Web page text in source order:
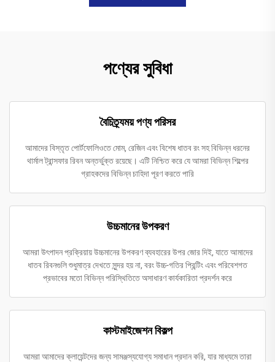
পণ্যের সুবিধা
বৈচিত্র্যময় পণ্য পরিসর
আমাদের বিস্তৃত পোর্টফোলিওতে মোম, রেজিন এবং বিশেষ ধাতব রং সহ বিভিন্ন ধরনের
থার্মাল ট্রান্সফার রিবন অন্তর্ভুক্ত রয়েছে। এটি নিশ্চিত করে যে আমরা বিভিন্ন শিল্পের
গ্রাহকদের বিভিন্ন চাহিদা পূরণ করতে পারি
উচ্চমানের উপকরণ
আমরা উৎপাদন প্রক্রিয়ায় উচ্চমানের উপকরণ ব্যবহারের উপর জোর দিই, যাতে আমাদের
ধাতব রিবনগুলি শুধুমাত্র দেখতে সুন্দর হয় না, বরং উচ্চ-গতির প্রিন্টিং এবং পরিবেশগত
প্রভাবের মতো বিভিন্ন পরিস্থিতিতে অসাধারণ কার্যকারিতা প্রদর্শন করে
কাস্টমাইজেশন বিকল্প
আমরা আমাদের ক্লায়েন্টদের জন্য সামঞ্জস্যযোগ্য সমাধান প্রদান করি, যার মাধ্যমে তারা